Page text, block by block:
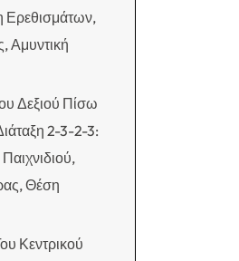
Ερεθισμάτων,
Αμυντική
Δεξιού Πίσω
2-3-2-3:
Θέση
Κεντρικού